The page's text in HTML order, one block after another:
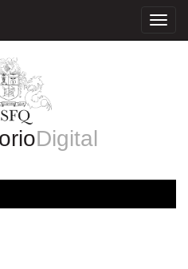
Digital